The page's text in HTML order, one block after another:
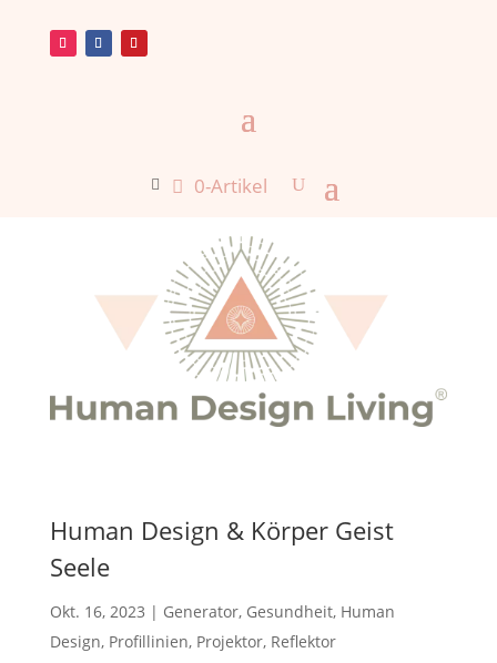
 0-Artikel
Human Design & Körper Geist
Seele
Okt. 16, 2023 | Generator, Gesundheit, Human
Design, Profillinien, Projektor, Reflektor